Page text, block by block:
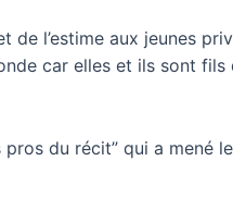
l’estime aux jeunes
car elles et ils sont
pros du récit” qui a mené